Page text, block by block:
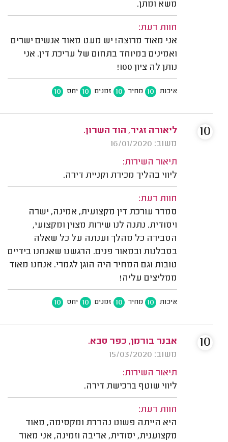
משא ומתן.
חוות דעת:
אני מאוד מרוצה! יש מעט מאוד אנשים ישרים
ואמינים במיוחד בתחום של עריכת דין. אני
נותן לה ציון 100!
איכות 10 מחיר 10 זמנים 10 יחס 10
ליאורה זגיר, הוד השרון.
משוב: 16/01/2020
תיאור השירות:
ליווי בהליך מכירת וקניית דירה.
חוות דעת:
סמדר עורכת דין מקצועית, אמינה, ישרה
ויסודית. נתנה לנו שירות מצוין ומקצועי,
הסבירה כל מהלך וענתה על כל שאלה
בסבלנות ובמאור פנים. הרגשנו שאנחנו בידיים
טובות וגם המחיר היה הוגן לגמרי. אנחנו מאוד
ממליצים עליה!
איכות 10 מחיר 10 זמנים 10 יחס 10
10
אבנר בורמן, כפר סבא.
משוב: 15/03/2020
תיאור השירות:
ליווי שוטף ברכישת דירה.
חוות דעת:
היא הייתה פשוט נהדרת ומקסימה, מאוד
מקצוענית, יסודית, אדיבה וזמינה, אני מאוד
10